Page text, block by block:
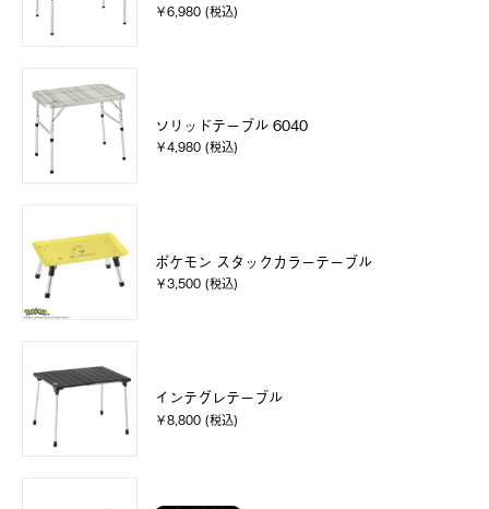
￥6,980 (税込)
ソリッドテーブル 6040
￥4,980 (税込)
ポケモン スタックカラーテーブル
￥3,500 (税込)
インテグレテーブル
￥8,800 (税込)